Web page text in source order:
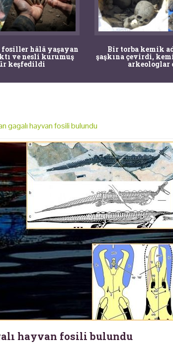
fosiller hâlâ yaşayan
ve nesli kurumuş
keşfedildi
Bir torba kemik
şaşkına çevirdi,
arkeologlar
gagalı hayvan fosili bulundu
hayvan fosili bulundu